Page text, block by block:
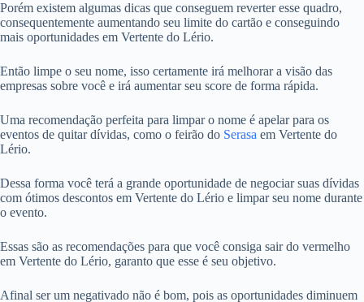
Porém existem algumas dicas que conseguem reverter esse quadro,
consequentemente aumentando seu limite do cartão e conseguindo
mais oportunidades em Vertente do Lério.
Então limpe o seu nome, isso certamente irá melhorar a visão das
empresas sobre você e irá aumentar seu score de forma rápida.
Uma recomendação perfeita para limpar o nome é apelar para os
eventos de quitar dívidas, como o feirão do Serasa em Vertente do
Lério.
Dessa forma você terá a grande oportunidade de negociar suas dívidas
com ótimos descontos em Vertente do Lério e limpar seu nome durante
o evento.
Essas são as recomendações para que você consiga sair do vermelho
em Vertente do Lério, garanto que esse é seu objetivo.
Afinal ser um negativado não é bom, pois as oportunidades diminuem